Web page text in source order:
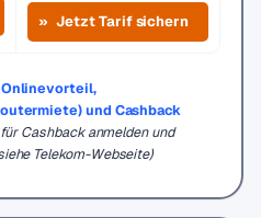
Jetzt Tarif sichern
und Cashback
Cashback anmelden und
Telekom-Webseite)